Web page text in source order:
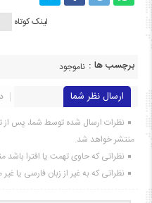
لینک کوتاه
برچسب ها : ناموجود
ارسال نظر شما
نظرات ارسال شده توسط شما، پس از
منتشر خواهد شد.
نظراتی که حاوی تهمت یا افترا
نظراتی که به غیر از زبان فارسی یا